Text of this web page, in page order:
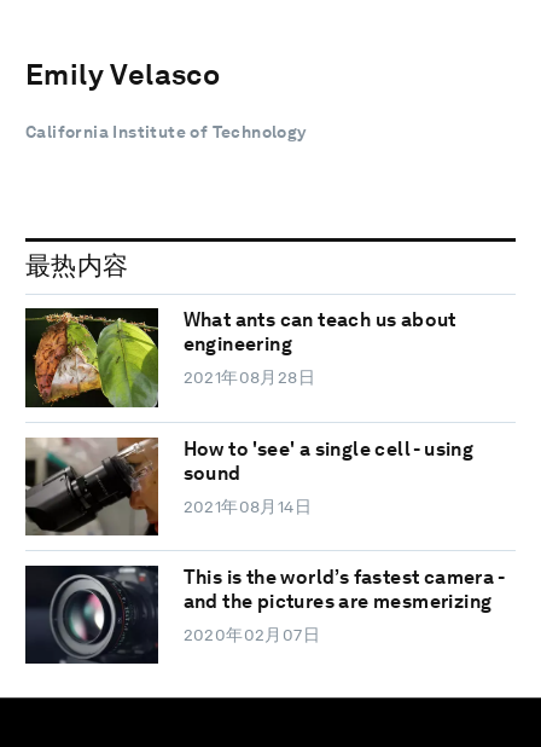
Emily Velasco
California Institute of Technology
最热内容
What ants can teach us about
engineering
2021年08月28日
How to 'see' a single cell - using
sound
2021年08月14日
This is the world’s fastest camera -
and the pictures are mesmerizing
2020年02月07日